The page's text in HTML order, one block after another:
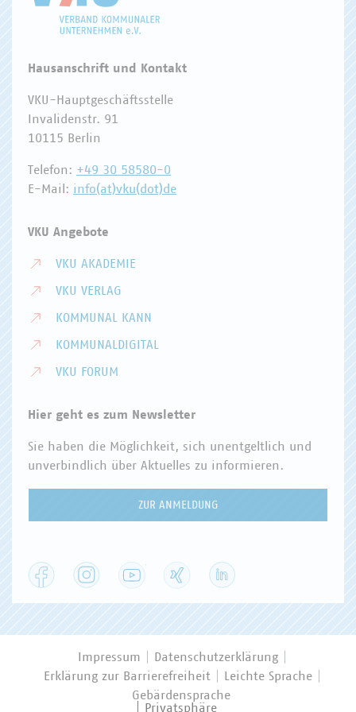
Hausanschrift und Kontakt
VKU-Hauptgeschäftsstelle
Invalidenstr. 91
10115 Berlin
Telefon: +49 30 58580-0
E-Mail: info(at)vku(dot)de
VKU Angebote
VKU AKADEMIE
VKU VERLAG
KOMMUNAL KANN
KOMMUNALDIGITAL
VKU FORUM
Hier geht es zum Newsletter
Sie haben die Möglichkeit, sich unentgeltlich und
unverbindlich über Aktuelles zu informieren.
ZUR ANMELDUNG
Facebook Instagram YouTube
Impressum
Datenschutzerklärung
Erklärung zur Barrierefreiheit
Leichte Sprache
Gebärdensprache
Privatsphäre